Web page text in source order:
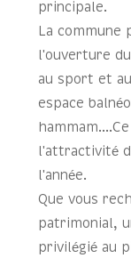
principale.
La commune
l'ouverture du
au sport et
espace
l'attractivité
l'année.
Que vous
patrimonial,
privilégié au